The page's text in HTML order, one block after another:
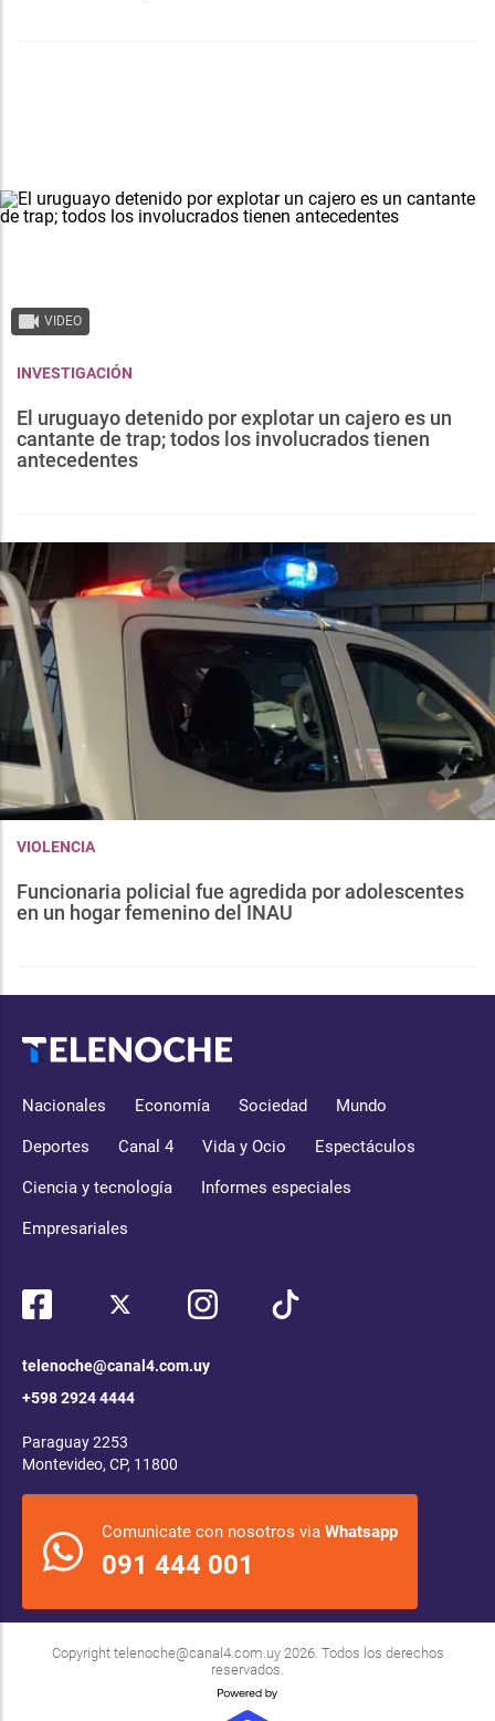
VIDEO
INVESTIGACIÓN
El uruguayo detenido por explotar un cajero es un
cantante de trap; todos los involucrados tienen
antecedentes
VIOLENCIA
Funcionaria policial fue agredida por adolescentes
en un hogar femenino del INAU
Nacionales Economía Sociedad Mundo
Deportes Canal 4 Vida y Ocio Espectáculos
Ciencia y tecnología Informes especiales
Empresariales
telenoche@canal4.com.uy
+598 2924 4444
Paraguay 2253
Montevideo, CP, 11800
Comunicate con nosotros via Whatsapp
091 444 001
Copyright telenoche@canal4.com.uy2026. Todos los derechos
reservados.